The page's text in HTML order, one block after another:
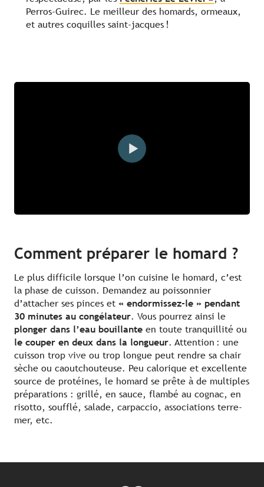
Perros-Guirec. Le meilleur des homards, ormeaux,
et autres coquilles saint-jacques !
Comment préparer le homard ?
Le plus difficile lorsque l’on cuisine le homard, c’est
la phase de cuisson. Demandez au poissonnier
d’attacher ses pinces et « endormissez-le » pendant
30 minutes au congélateur. Vous pourrez ainsi le
plonger dans l’eau bouillante en toute tranquillité ou
le couper en deux dans la longueur. Attention : une
cuisson trop vive ou trop longue peut rendre sa chair
sèche ou caoutchouteuse. Peu calorique et excellente
source de protéines, le homard se prête à de multiples
préparations : grillé, en sauce, flambé au cognac, en
risotto, soufflé, salade, carpaccio, associations terre-
mer, etc.